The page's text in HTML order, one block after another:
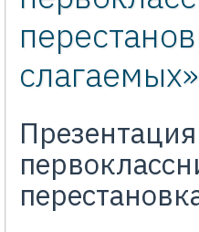
слагаемых»